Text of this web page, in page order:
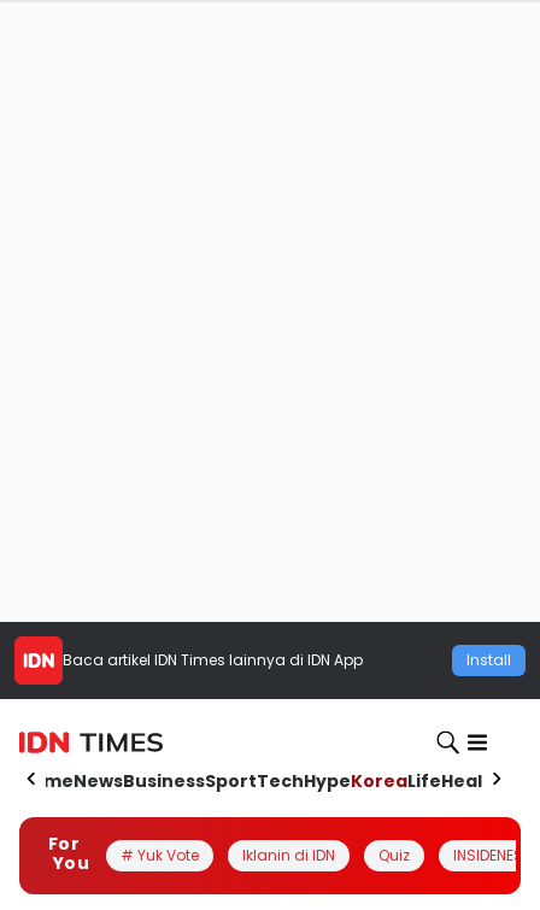
Baca artikel IDN Times lainnya di IDN App Install
HomeNewsBusinessSportTechHypeKoreaLifeHealth
For
You
# Yuk Vote Iklanin di IDN Quiz INSIDENESIA